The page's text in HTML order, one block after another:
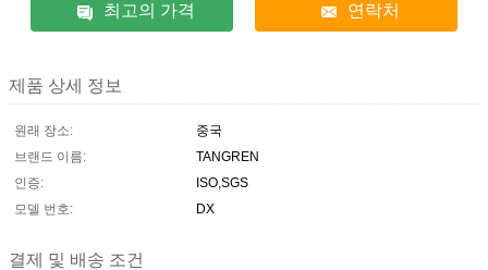
최고의 가격 연락처
제품 상세 정보
원래 장소:
중국
브랜드 이름:
TANGREN
인증:
ISO,SGS
모델 번호:
DX
결제 및 배송 조건